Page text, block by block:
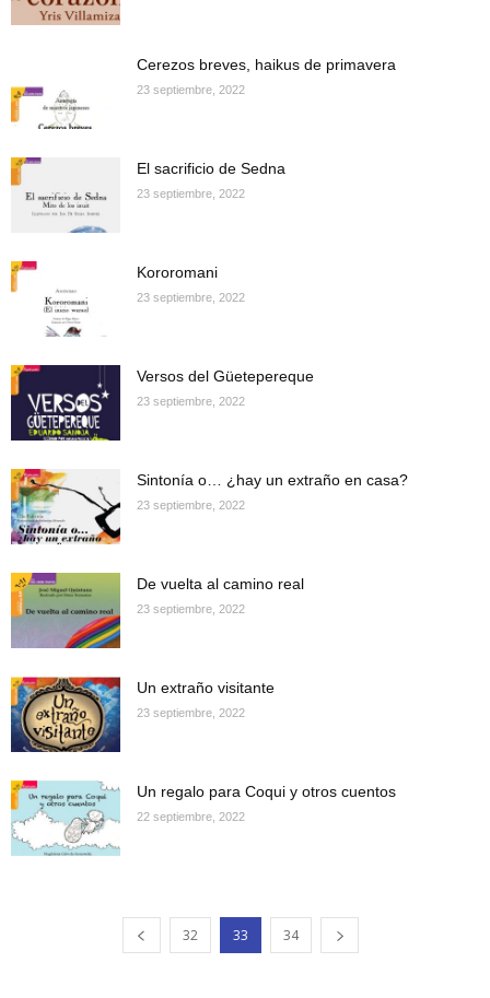
Cerezos breves, haikus de primavera
23 septiembre, 2022
El sacrificio de Sedna
23 septiembre, 2022
Kororomani
23 septiembre, 2022
Versos del Güetepereque
23 septiembre, 2022
Sintonía o… ¿hay un extraño en casa?
23 septiembre, 2022
De vuelta al camino real
23 septiembre, 2022
Un extraño visitante
23 septiembre, 2022
Un regalo para Coqui y otros cuentos
22 septiembre, 2022
32 33 34